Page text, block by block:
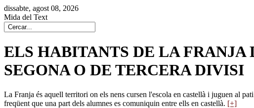
dissabte, agost 08, 2026
Mida del Text
ELS HABITANTS DE LA FRANJA
SEGONA O DE TERCERA DIVISI
La Franja és aquell territori on els nens cursen l'escola en castellà i juguen al
freqüent que una part dels alumnes es comuniquin entre ells en castellà. [+]